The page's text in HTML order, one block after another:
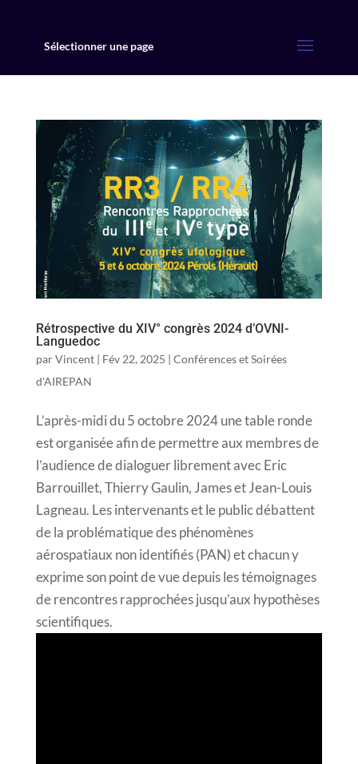
Sélectionner une page
Rétrospective du XIV° congrès 2024 d’OVNI-
Languedoc
parVincent| Fév 22, 2025 | Conférences et Soirées
d'AIREPAN
L’après-midi du 5 octobre 2024 une table ronde
est organisée afin de permettre aux membres de
l’audience de dialoguer librement avec Eric
Barrouillet, Thierry Gaulin, James et Jean-Louis
Lagneau. Les intervenants et le public débattent
de la problématique des phénomènes
aérospatiaux non identifiés (PAN) et chacun y
exprime son point de vue depuis les témoignages
de rencontres rapprochées jusqu’aux hypothèses
scientifiques.